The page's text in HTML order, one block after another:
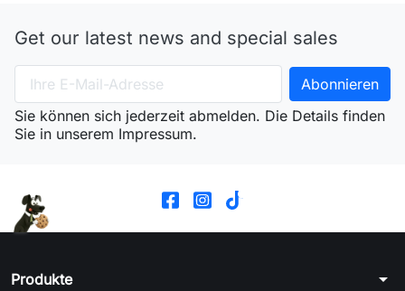
Get our latest news and special sales
Sie können sich jederzeit abmelden. Die Details finden
Sie in unserem Impressum.
Produkte arrow_drop_down